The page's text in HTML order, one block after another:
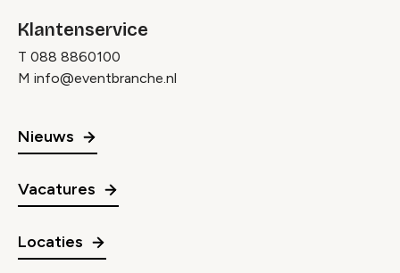
Klantenservice
T 088 8860100
M info@eventbranche.nl
Nieuws
Vacatures
Locaties